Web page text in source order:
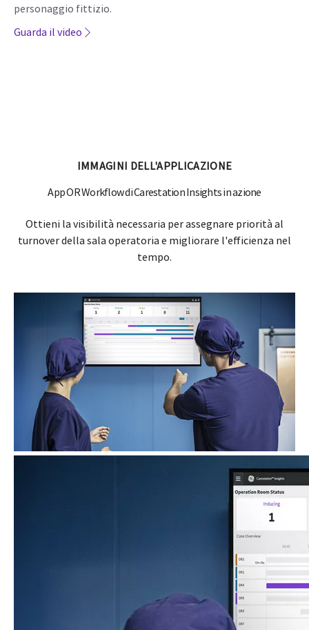
personaggio fittizio.
Guarda il video
IMMAGINI DELL'APPLICAZIONE
App OR Workflow di Carestation Insights in azione
Ottieni la visibilità necessaria per assegnare priorità al
turnover della sala operatoria e migliorare l'efficienza nel
tempo.